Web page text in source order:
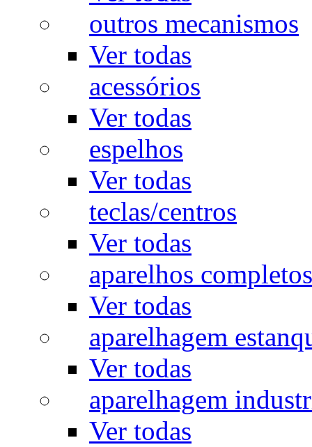
outros mecanismos
Ver todas
acessórios
Ver todas
espelhos
Ver todas
teclas/centros
Ver todas
aparelhos completos
Ver todas
aparelhagem
Ver todas
aparelhagem
Ver todas